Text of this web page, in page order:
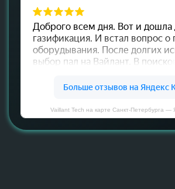
Vaillant Tech на карте Санкт‑Петербурга —